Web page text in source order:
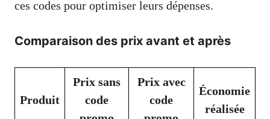
ces codes pour optimiser leurs dépenses.
Comparaison des prix avant et après
Produit
Prix sans
code
Prix avec
code
Économie
réalisée